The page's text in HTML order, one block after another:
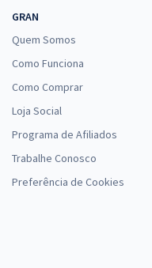
GRAN
Quem Somos
Como Funciona
Como Comprar
Loja Social
Programa de Afiliados
Trabalhe Conosco
Preferência de Cookies